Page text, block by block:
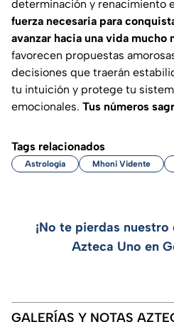
determinación y renacimiento
fuerza necesaria para
avanzar hacia una vida mucho
favorecen propuestas
decisiones que traerán
tu intuición y protege tu
emocionales. Tus números
Tags relacionados
Astrología Mhoni Vidente
¡No te pierdas
Azteca Uno en
GALERÍAS Y NOTAS